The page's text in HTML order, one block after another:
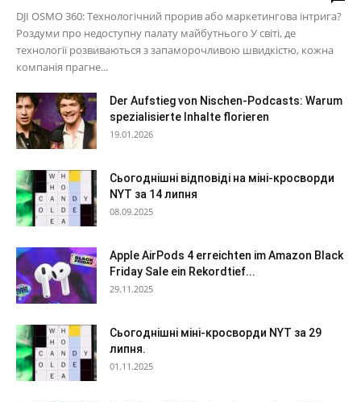
DJI OSMO 360: Технологічний прорив або маркетингова інтрига?
Роздуми про недоступну палату майбутнього У світі, де
технології розвиваються з запаморочливою швидкістю, кожна
компанія прагне...
Der Aufstieg von Nischen-Podcasts: Warum
spezialisierte Inhalte florieren
19.01.2026
Сьогоднішні відповіді на міні-кросворди
NYT за 14 липня
08.09.2025
Apple AirPods 4 erreichten im Amazon Black
Friday Sale ein Rekordtief...
29.11.2025
Сьогоднішні міні-кросворди NYT за 29
липня.
01.11.2025